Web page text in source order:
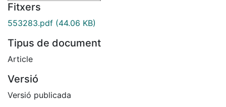
Fitxers
553283.pdf (44.06 KB)
Tipus de document
Article
Versió
Versió publicada